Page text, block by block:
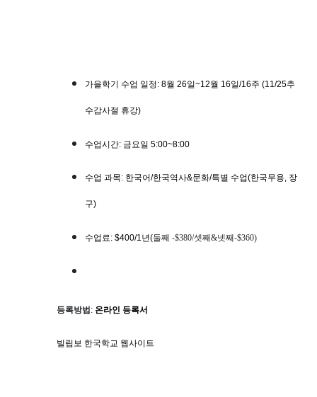
가을학기 수업 일정: 8월 26일~12월 16일/16주 (11/25추
수감사절 휴강)
수업시간: 금요일 5:00~8:00
수업 과목: 한국어/한국역사&문화/특별 수업(한국무용, 장
구)
수업료: $400/1년(둘째 -$380/셋째&넷째-$360)
등록방법:온라인 등록서
빌립보 한국학교 웹사이트